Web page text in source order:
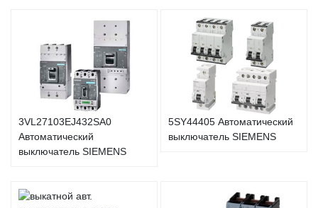
3VL27103EJ432SA0
Автоматический
выключатель SIEMENS
5SY44405 Автоматический
выключатель SIEMENS